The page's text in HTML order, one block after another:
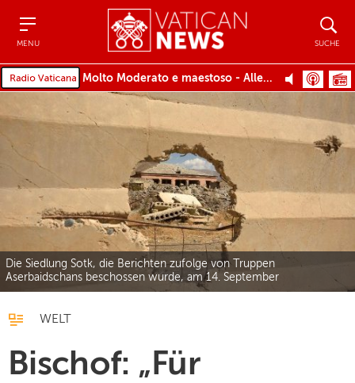
MENU SUCHE
Molto Moderato e maestoso - Allegro non troppo - Più Allegro
Die Siedlung Sotk, die Berichten zufolge von Truppen
Aserbaidschans beschossen wurde, am 14. September
WELT
Bischof: „Für